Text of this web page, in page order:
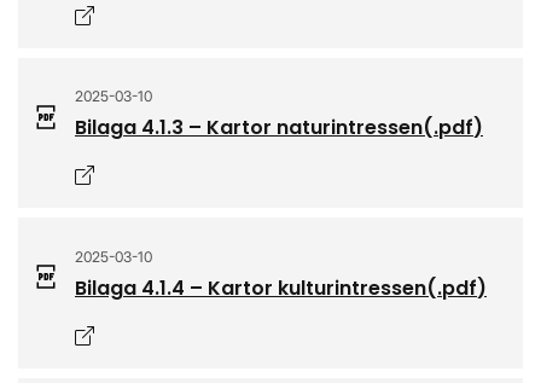
2025-03-10
Bilaga 4.1.3 – Kartor naturintressen(.pdf)
2025-03-10
Bilaga 4.1.4 – Kartor kulturintressen(.pdf)